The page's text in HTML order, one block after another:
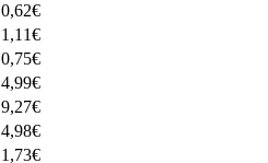
0,62€
1,11€
0,75€
4,99€
9,27€
4,98€
1,73€